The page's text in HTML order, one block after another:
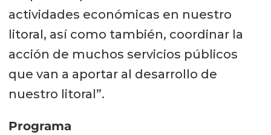
actividades económicas en nuestro
litoral, así como también, coordinar la
acción de muchos servicios públicos
que van a aportar al desarrollo de
nuestro litoral”.
Programa